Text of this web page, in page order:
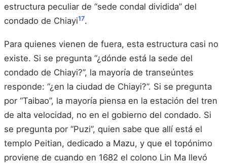
estructura peculiar de “sede condal dividida” del
condado de Chiayi17.
Para quienes vienen de fuera, esta estructura casi no
existe. Si se pregunta “¿dónde está la sede del
condado de Chiayi?”, la mayoría de transeúntes
responde: “¿en la ciudad de Chiayi?”. Si se pregunta
por “Taibao”, la mayoría piensa en la estación del tren
de alta velocidad, no en el gobierno del condado. Si
se pregunta por “Puzi”, quien sabe que allí está el
templo Peitian, dedicado a Mazu, y que el topónimo
proviene de cuando en 1682 el colono Lin Ma llevó